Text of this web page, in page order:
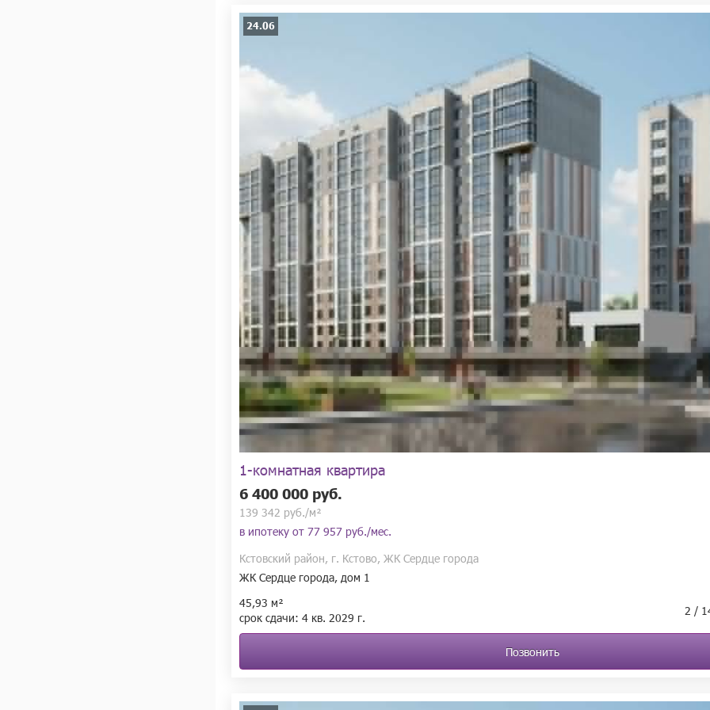
24.06
1-комнатная квартира
6 400 000 руб.
139 342 руб./м²
в ипотеку от 77 957 руб./мес.
Кстовский район, г. Кстово, ЖК Сердце города
ЖК Сердце города, дом 1
45,93 м²
срок сдачи: 4 кв. 2029 г. 2 /
Позвонить